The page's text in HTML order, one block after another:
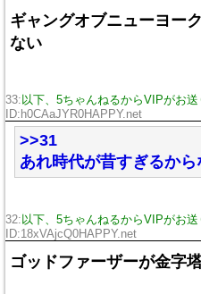
ギャングオブニューヨー
ない
33: 以下、5ちゃんねるからVIPがお送
ID:h0CAaJYR0HAPPY.net
>>31
あれ時代が昔すぎるから
32: 以下、5ちゃんねるからVIPがお送
ID:18xVAjcQ0HAPPY.net
ゴッドファーザーが金字